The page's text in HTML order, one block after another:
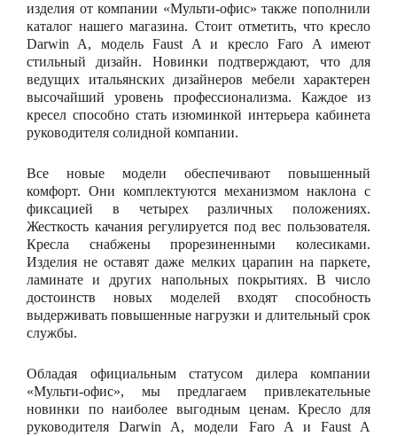
изделия от компании «Мульти-офис» также пополнили
каталог нашего магазина. Стоит отметить, что кресло
Darwin A, модель Faust A и кресло Faro A имеют
стильный дизайн. Новинки подтверждают, что для
ведущих итальянских дизайнеров мебели характерен
высочайший уровень профессионализма. Каждое из
кресел способно стать изюминкой интерьера кабинета
руководителя солидной компании.
Все новые модели обеспечивают повышенный
комфорт. Они комплектуются механизмом наклона с
фиксацией в четырех различных положениях.
Жесткость качания регулируется под вес пользователя.
Кресла снабжены прорезиненными колесиками.
Изделия не оставят даже мелких царапин на паркете,
ламинате и других напольных покрытиях. В число
достоинств новых моделей входят способность
выдерживать повышенные нагрузки и длительный срок
службы.
Обладая официальным статусом дилера компании
«Мульти-офис», мы предлагаем привлекательные
новинки по наиболее выгодным ценам. Кресло для
руководителя Darwin A, модели Faro A и Faust A